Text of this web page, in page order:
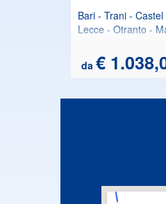
Bari - Trani -
Lecce - Otranto -
da €